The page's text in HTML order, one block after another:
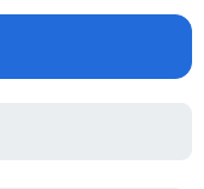
reducere Oferim
materialele de
finisaj prin
foto și video